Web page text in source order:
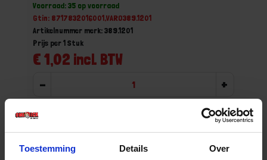
Toestemming Details Over
Voorraad: 35 op voorraad
Gtin: 8717832016001,VARO389.1201
Artikelnummer merk: 389.1201
€ 1,02 incl. BTW
Prijs per 1 Stuk
- +